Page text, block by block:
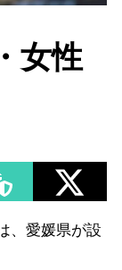
女性
、愛媛県が設